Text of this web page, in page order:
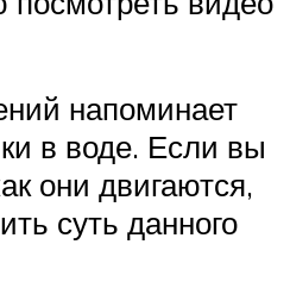
напоминает
в воде. Если вы
они двигаются,
суть данного